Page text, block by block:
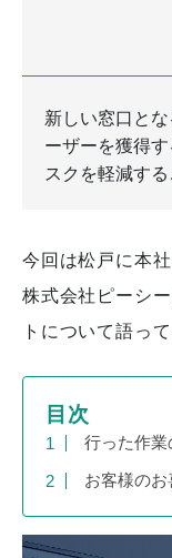
新しい窓口と
ーザーを獲得
スクを軽減する
今回は松戸に本
株式会社ピーシ
トについて語っ
目次
行った作業
お客様の